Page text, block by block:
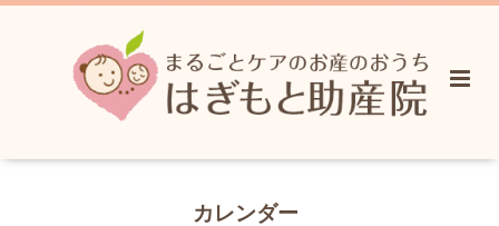
カレンダー